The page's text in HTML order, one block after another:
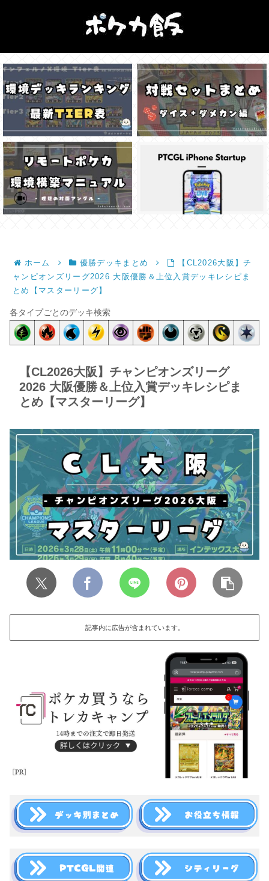
ホーム 優勝デッキまとめ
【CL2026大阪】チ
ャンピオンズリーグ2026 大阪優勝＆上位入賞デッキレシピま
とめ【マスターリーグ】
各タイプごとのデッキ検索
【CL2026大阪】チャンピオンズリーグ
2026 大阪優勝＆上位入賞デッキレシピま
とめ【マスターリーグ】
記事内に広告が含まれています。